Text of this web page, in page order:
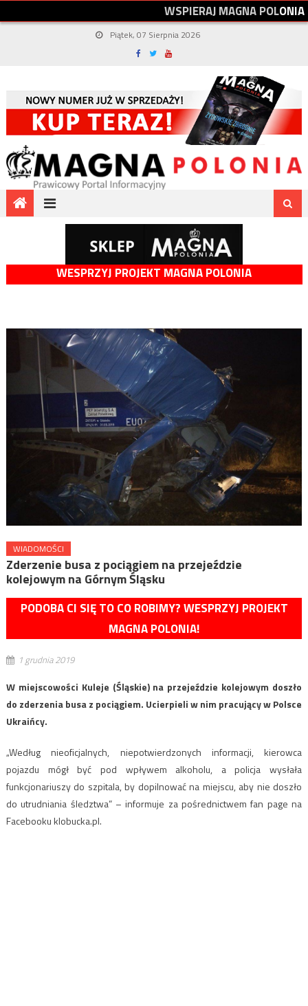
WSPIERAJMAGNAPOLONIA
Piątek, 07 Sierpnia 2026
WESPRZYJ PROJEKT MAGNA POLONIA
WIADOMOŚCI
Zderzenie busa z pociągiem na przejeździe
kolejowym na Górnym Śląsku
PODOBA CI SIĘ TO CO ROBIMY? WESPRZYJ PROJEKT
MAGNA POLONIA!
1 grudnia 2019
W miejscowości Kuleje (Śląskie) na przejeździe kolejowym doszło
do zderzenia busa z pociągiem. Ucierpieli w nim pracujący w Polsce
Ukraińcy.
„Według nieoficjalnych, niepotwierdzonych informacji, kierowca
pojazdu mógł być pod wpływem alkoholu, a policja wysłała
funkcjonariuszy do szpitala, by dopilnować na miejscu, aby nie doszło
do utrudniania śledztwa” – informuje za pośrednictwem fan page na
Facebooku klobucka.pl.